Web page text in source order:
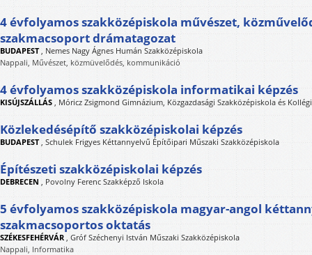
4 évfolyamos szakközépiskola művészet,
szakmacsoport drámatagozat
BUDAPEST, Nemes Nagy Ágnes Humán Szakközépiskola
Nappali, Művészet, közmüvelődés, kommunikáció
4 évfolyamos szakközépiskola informatikai képzés
KISÚJSZÁLLÁS , Móricz Zsigmond Gimnázium, Közgazdasági Szakközépiskola és
Közlekedésépítő szakközépiskolai képzés
BUDAPEST, Schulek Frigyes Kéttannyelvű Építőipari Műszaki Szakközépiskola
Építészeti szakközépiskolai képzés
DEBRECEN , Povolny Ferenc Szakképző Iskola
5 évfolyamos szakközépiskola magyar-angol
szakmacsoportos oktatás
SZÉKESFEHÉRVÁR , Gróf Széchenyi István Műszaki Szakközépiskola
Nappali, Informatika